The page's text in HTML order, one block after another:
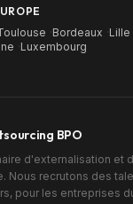
·Bordeaux ·Lille
·Luxembourg
BPO
d'externalisation et
Nous recrutons des
pour les entreprises